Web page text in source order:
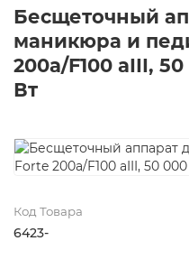
Бесщеточный
маникюра и
200a/F100 aIII,
Вт
Код Товара
6423-